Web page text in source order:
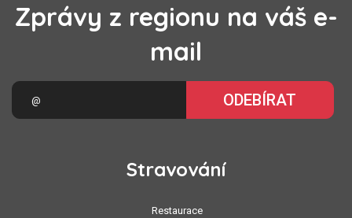
Zprávy z regionu na váš e-
mail
ODEBÍRAT
Stravování
Restaurace